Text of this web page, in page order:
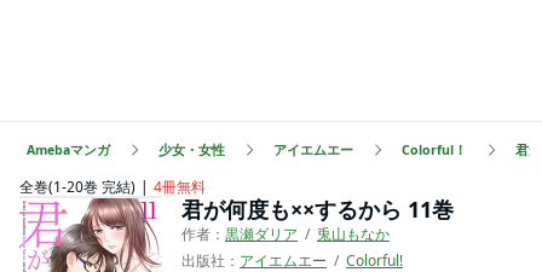
Amebaマンガ 少女・女性 アイエムエー Colorful！ 君
全巻(1-20巻 完結) 4冊無料
君が何度も××するから 11巻
作者： 黒瀬ダリア
兎山もなか
出版社： アイエムエー
Colorful!